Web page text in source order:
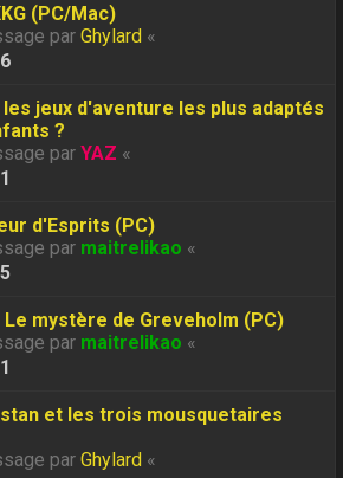
(PC/Mac)
parGhylard «
6
jeux d'aventure les plus adaptés
?
parYAZ «
1
d'Esprits (PC)
par maitrelikao «
5
Le mystère de Greveholm (PC)
par maitrelikao «
1
et les trois mousquetaires
parGhylard «